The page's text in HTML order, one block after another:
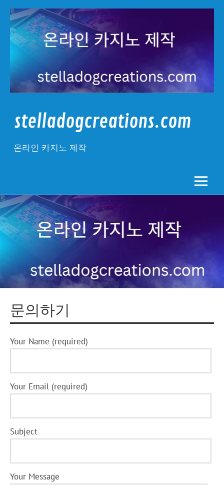
content
stelladogcreations.com
온라인 카지노 제작
문의하기
Your Name (required)
Your Email (required)
Subject
Your Message